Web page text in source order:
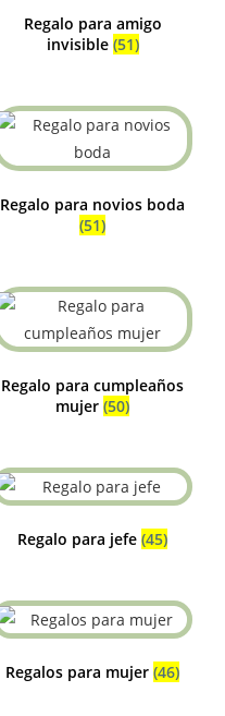
Regalo para amigo
invisible (51)
Regalo para novios boda
(51)
Regalo para cumpleaños
mujer (50)
Regalo para jefe (45)
Regalos para mujer (46)